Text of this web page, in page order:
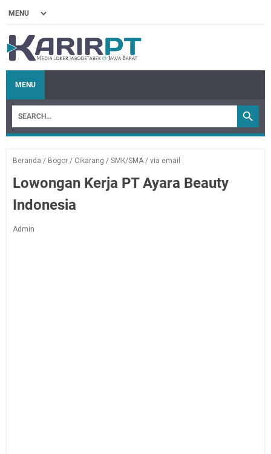
MENU
Beranda / Bogor / Cikarang / SMK/SMA / via email
Lowongan Kerja PT Ayara Beauty
Indonesia
Admin